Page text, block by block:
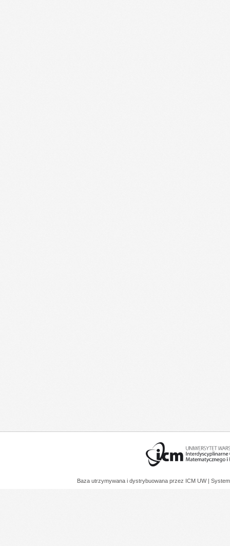
Baza utrzymywana i dystrybuowana przez ICM UW |